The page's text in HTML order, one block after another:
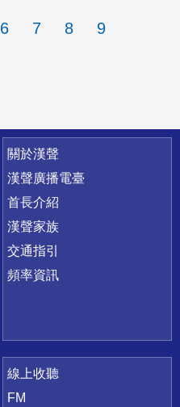
6 7 8 9
關於漢聲
漢聲廣播電臺
首長介紹
漢聲家族
交通指引
頻率資訊
線上收聽
FM